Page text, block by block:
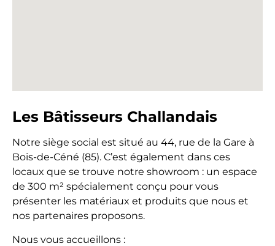
Les Bâtisseurs Challandais
Notre siège social est situé au 44, rue de la Gare à
Bois-de-Céné (85). C’est également dans ces
locaux que se trouve notre showroom : un espace
de 300 m² spécialement conçu pour vous
présenter les matériaux et produits que nous et
nos partenaires proposons.
Nous vous accueillons :